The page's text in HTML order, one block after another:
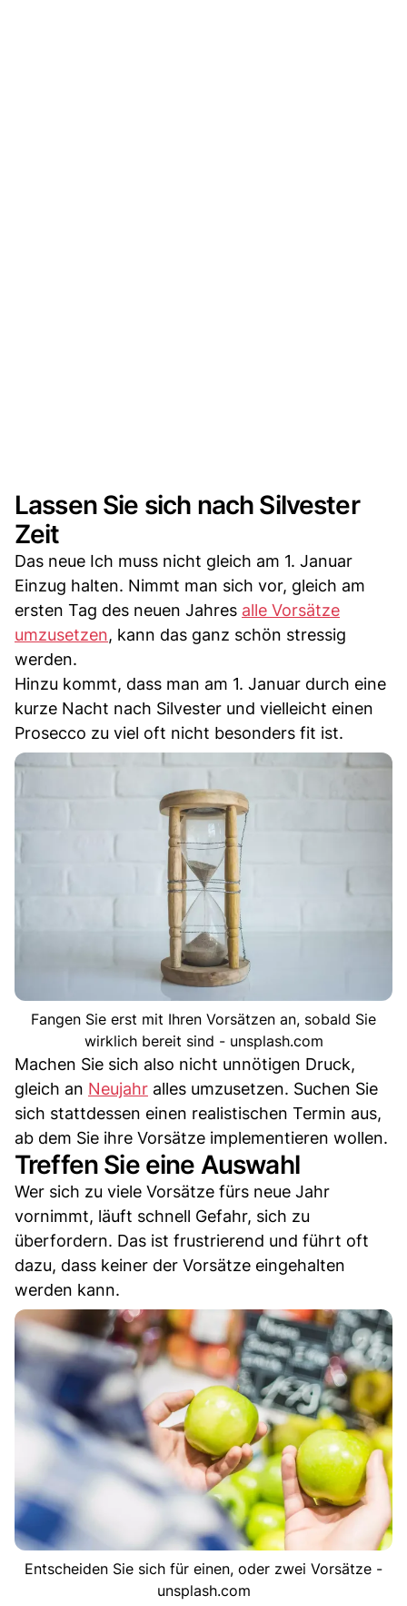
Lassen Sie sich nach Silvester
Zeit
Das neue Ich muss nicht gleich am 1. Januar
Einzug halten. Nimmt man sich vor, gleich am
ersten Tag des neuen Jahres alle Vorsätze
umzusetzen, kann das ganz schön stressig
werden.
Hinzu kommt, dass man am 1. Januar durch eine
kurze Nacht nach Silvester und vielleicht einen
Prosecco zu viel oft nicht besonders fit ist.
Fangen Sie erst mit Ihren Vorsätzen an, sobald Sie
wirklich bereit sind - unsplash.com
Machen Sie sich also nicht unnötigen Druck,
gleich an Neujahr alles umzusetzen. Suchen Sie
sich stattdessen einen realistischen Termin aus,
ab dem Sie ihre Vorsätze implementieren wollen.
Treffen Sie eine Auswahl
Wer sich zu viele Vorsätze fürs neue Jahr
vornimmt, läuft schnell Gefahr, sich zu
überfordern. Das ist frustrierend und führt oft
dazu, dass keiner der Vorsätze eingehalten
werden kann.
Entscheiden Sie sich für einen, oder zwei Vorsätze -
unsplash.com